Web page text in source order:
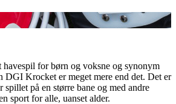
havespil for børn og voksne og synonym
DGI Krocket er meget mere end det. Det er
spillet på en større bane og med andre
sport for alle, uanset alder.